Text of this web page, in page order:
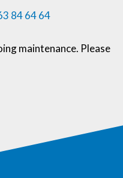
84 64 64
maintenance. Please